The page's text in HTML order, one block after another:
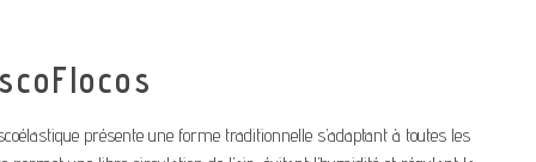
présente une forme traditionnelle s’adaptant à toutes les